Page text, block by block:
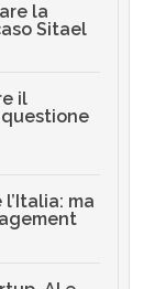
la
Sitael
il
ma